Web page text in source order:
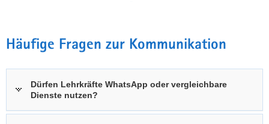
Häufige Fragen zur Kommunikation
Dürfen Lehrkräfte WhatsApp oder vergleichbare
Dienste nutzen?